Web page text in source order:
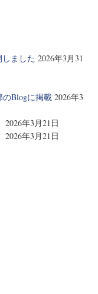
ました 2026年3月31
Blogに掲載 2026年3
2026年3月21日
2026年3月21日